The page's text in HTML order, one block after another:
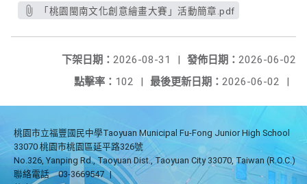
「桃園閩南文化創意繪畫大賽」活動簡章.pdf
發佈日期： 2026-06-02
下架日期： 2026-08-31
|
最後更新日期： 2026-06-02 |
點擊率： 102 |
桃園市立福豐國民中學Taoyuan Municipal Fu-Fong Junior High School
33070 桃園市桃園區延平路326號
No.326, Yanping Rd., Taoyuan Dist., Taoyuan City 33070, Taiwan (R.O.C.)
聯絡電話
03-3669547 |